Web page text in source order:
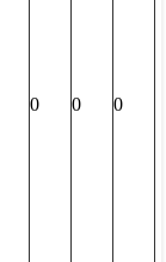
0 0 0